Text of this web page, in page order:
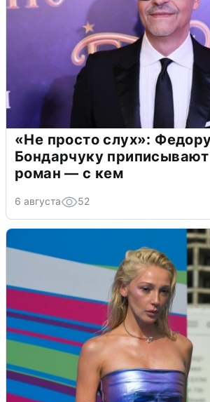
«Не просто слух»:
Бондарчуку
роман — с кем
6 августа 52